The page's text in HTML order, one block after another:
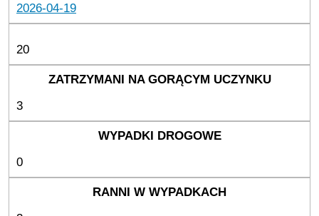
2026-04-19
20
3
0